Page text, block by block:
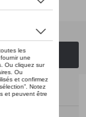
> Vêtements